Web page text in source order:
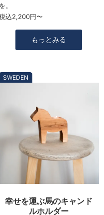
を。
込2,200円〜
もっとみる
SWEDEN
幸せを運ぶ馬のキャンド
ルホルダー